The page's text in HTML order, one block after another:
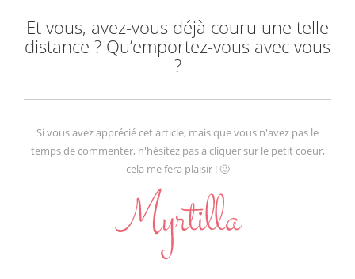
Et vous, avez-vous déjà couru une telle
distance ? Qu’emportez-vous avec vous
?
Si vous avez apprécié cet article, mais que vous n'avez pas le
temps de commenter, n'hésitez pas à cliquer sur le petit coeur,
cela me fera plaisir ! 🙂